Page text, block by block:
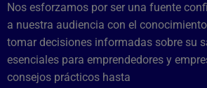
Nos esforzamos por ser una fuente
a nuestra audiencia con el
tomar decisiones informadas sobre su
esenciales para emprendedores y
consejos prácticos hasta